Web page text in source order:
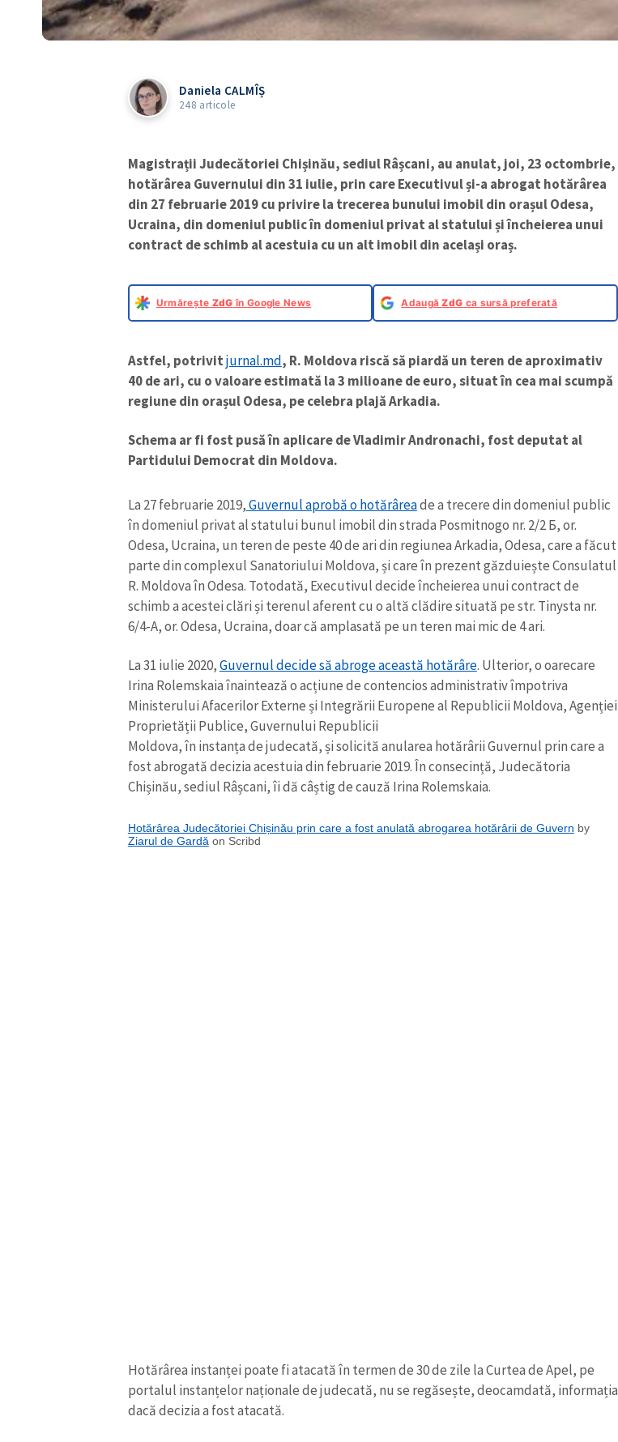
Daniela CALMÎȘ
248 articole
Magistrații Judecătoriei Chișinău, sediul Râșcani, au anulat, joi, 23 octombrie,
hotărârea Guvernului din 31 iulie, prin care Executivul și-a abrogat hotărârea
din 27 februarie 2019 cu privire la trecerea bunului imobil din orașul Odesa,
Ucraina, din domeniul public în domeniul privat al statului și încheierea unui
contract de schimb al acestuia cu un alt imobil din același oraș.
Urmărește ZdG în Google News AdaugăZdG ca sursă preferată
Astfel, potrivitjurnal.md, R. Moldova riscă să piardă un teren de aproximativ
40 de ari, cu o valoare estimată la 3 milioane de euro, situat în cea mai scumpă
regiune din orașul Odesa, pe celebra plajă Arkadia.
Schema ar fi fost pusă în aplicare de Vladimir Andronachi, fost deputat al
Partidului Democrat din Moldova.
La 27 februarie 2019,Guvernul aprobă o hotărâreade a trecere din domeniul public
în domeniul privat al statului bunul imobil din strada Posmitnogo nr. 2/2 Б, or.
Odesa, Ucraina, un teren de peste 40 de ari din regiunea Arkadia, Odesa, care a făcut
parte din complexul Sanatoriului Moldova, și care în prezent găzduiește Consulatul
R. Moldova în Odesa. Totodată, Executivul decide încheierea unui contract de
schimb a acestei clări și terenul aferent cu o altă clădire situată pe str. Tinysta nr.
6/4-А, or. Odesa, Ucraina, doar că amplasată pe un teren mai mic de 4 ari.
La 31 iulie 2020,Guvernul decide să abroge această hotărâre. Ulterior, o oarecare
Irina Rolemskaia înaintează o acțiune de contencios administrativ împotriva
Ministerului Afacerilor Externe și Integrării Europene al Republicii Moldova, Agenției
Proprietății Publice, Guvernului Republicii
Moldova, în instanța de judecată, și solicită anularea hotărârii Guvernul prin care a
fost abrogată decizia acestuia din februarie 2019. În consecință, Judecătoria
Chișinău, sediul Râșcani, îi dă câștig de cauză Irina Rolemskaia.
Hotărârea Judecătoriei Chișinău prin care a fost anulată abrogarea hotărârii de Guvern by
Ziarul de Gardăon Scribd
Hotărârea instanței poate fi atacată în termen de 30 de zile la Curtea de Apel, pe
portalul instanțelor naționale de judecată, nu se regăsește, deocamdată, informația
dacă decizia a fost atacată.
ȘTIREA MEA
Fotografie + Încarcă imagine
Link media